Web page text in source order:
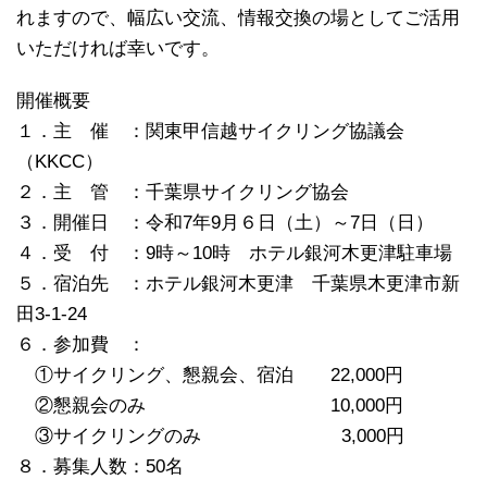
れますので、幅広い交流、情報交換の場としてご活用
いただければ幸いです。
開催概要
１．主 催 ：関東甲信越サイクリング協議会
（KKCC）
２．主 管 ：千葉県サイクリング協会
３．開催日 ：令和7年9月６日（土）～7日（日）
４．受 付 ：9時～10時 ホテル銀河木更津駐車場
５．宿泊先 ：ホテル銀河木更津 千葉県木更津市新
田3-1-24
６．参加費 ：
①サイクリング、懇親会、宿泊 22,000円
②懇親会のみ 10,000円
③サイクリングのみ 3,000円
８．募集人数：50名